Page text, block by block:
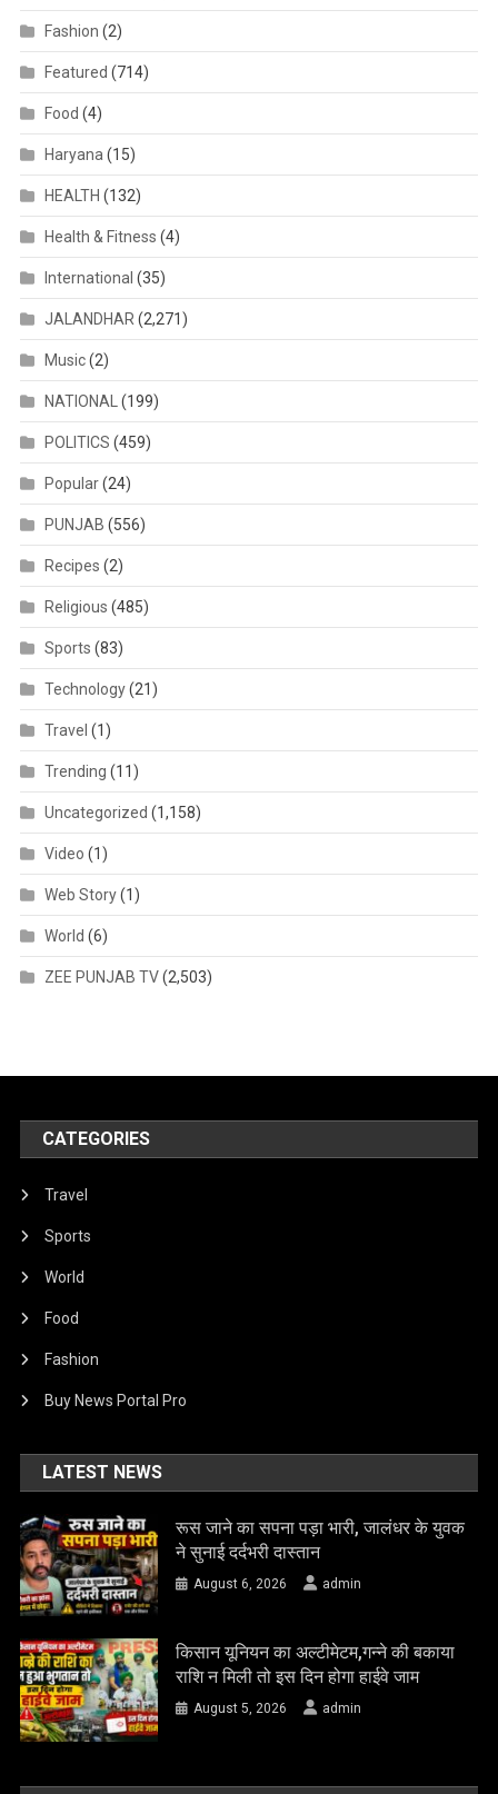
Fashion (2)
Featured (714)
Food (4)
Haryana (15)
HEALTH (132)
Health & Fitness (4)
International (35)
JALANDHAR (2,271)
Music(2)
NATIONAL (199)
POLITICS (459)
Popular(24)
PUNJAB (556)
Recipes (2)
Religious (485)
Sports (83)
Technology(21)
Travel (1)
Trending (11)
Uncategorized (1,158)
Video (1)
Web Story(1)
World (6)
ZEE PUNJAB TV(2,503)
CATEGORIES
Travel
Sports
World
Food
Fashion
Buy News Portal Pro
LATEST NEWS
रूस जाने का सपना पड़ा भारी, जालंधर के युवक
ने सुनाई दर्दभरी दास्तान
August 6, 2026 admin
किसान यूनियन का अल्टीमेटम,गन्ने की बकाया
राशि न मिली तो इस दिन होगा हाईवे जाम
August 5, 2026 admin